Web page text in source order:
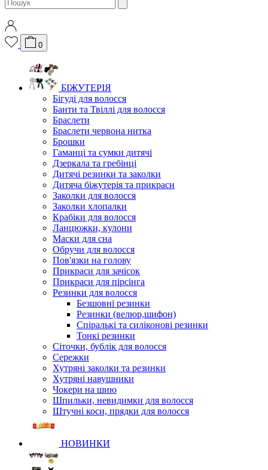
0
БІЖУТЕРІЯ
Бігуді для волосся
Банти та Твіллі для волосся
Браслети
Браслети червона нитка
Брошки
Гаманці та сумки дитячі
Дзеркала та гребінці
Дитячі резинки та заколки
Дитяча біжутерія та прикраси
Заколки для волосся
Заколки хлопалки
Крабіки для волосся
Ланцюжки, кулони
Маски для сна
Обручи для волосся
Пов'язки на голову
Прикраси для зачісок
Прикраси для пірсінга
Резинки для волосся
Безшовні резинки
Резинки (велюр,шифон)
Спіралькі та силіконові резинки
Тонкі резинки
Сіточки, бублік для волосся
Сережки
Хутряні заколки та резинки
Хутряні навушники
Чокери на шию
Шпильки, невидимки для волосся
Штучні коси, прядки для волосся
НОВИНКИ